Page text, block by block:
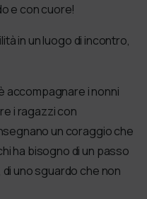
e con cuore!
in un luogo di incontro,
accompagnare i nonni
i ragazzi con
un coraggio che
ha bisogno di un passo
uno sguardo che non